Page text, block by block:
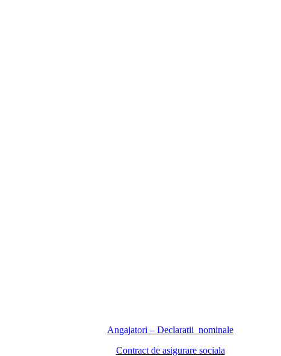
Angajatori – Declaratii nominale
Contract de asigurare sociala